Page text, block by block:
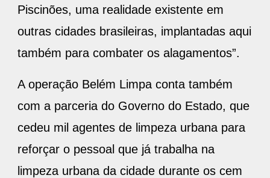
Piscinões, uma realidade existente em
outras cidades brasileiras, implantadas aqui
também para combater os alagamentos”.
A operação Belém Limpa conta também
com a parceria do Governo do Estado, que
cedeu mil agentes de limpeza urbana para
reforçar o pessoal que já trabalha na
limpeza urbana da cidade durante os cem